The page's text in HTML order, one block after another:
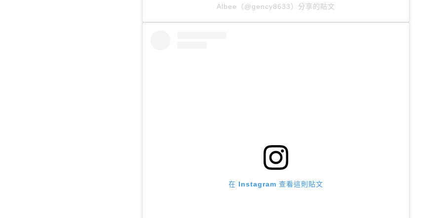
Albee（@gency8633）分享的貼文
在 Instagram 查看這則貼文